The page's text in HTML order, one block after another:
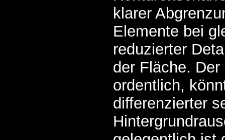
klarer
Elemente bei
reduzierter
der Fläche.
ordentlich,
differenzierter